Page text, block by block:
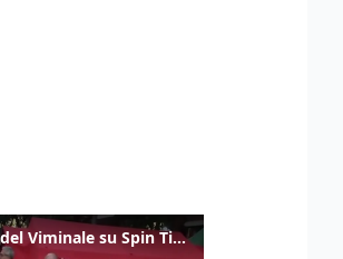
Gualtieri: "Responsabilità del Viminale su Spin Time? La posizione dei partiti è nota"